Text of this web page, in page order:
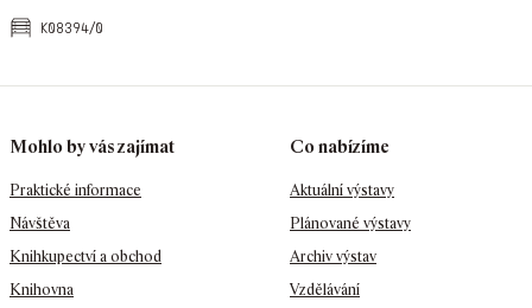
k08394/0
Mohlo by vás zajímat
Praktické informace
Návštěva
Knihkupectví a obchod
Knihovna
Co nabízíme
Aktuální výstavy
Plánované výstavy
Archiv výstav
Vzdělávání